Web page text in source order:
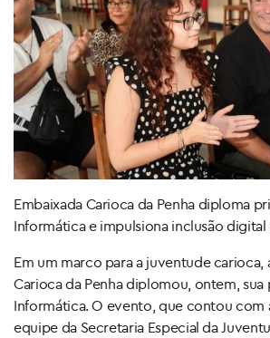
Embaixada Carioca da Penha diploma
Informática e impulsiona inclusão digital
Em um marco para a juventude carioca,
Carioca da Penha diplomou, ontem,
Informática. O evento, que contou com
equipe da Secretaria Especial da